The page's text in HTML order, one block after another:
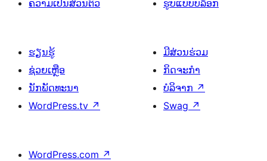
ຄວາມເປັນສ່ວນຕົວ
ຮູບແບບບລັອກ
ຮຽນຮູ້
ຊ່ວຍເຫຼືອ
ນັກພັດທະນາ
WordPress.tv ↗
ມີສ່ວນຮ່ວມ
ກິດຈະກຳ
ບໍລິຈາກ ↗
Swag ↗
WordPress.com ↗